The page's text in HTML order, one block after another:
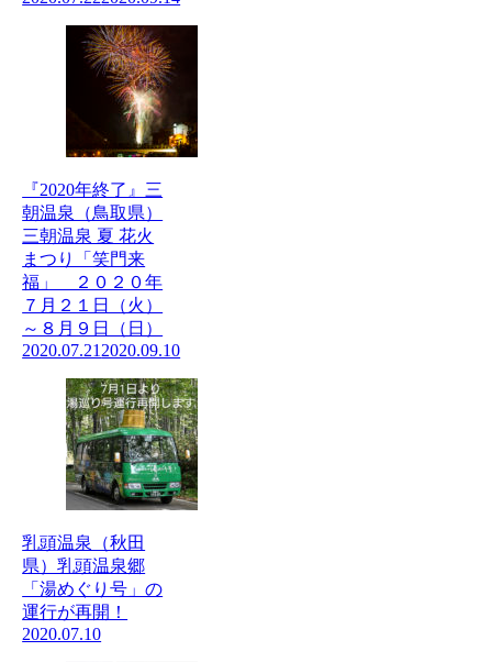
『2020年終了』三
朝温泉（鳥取県）
三朝温泉 夏 花火
まつり「笑門来
福」 ２０２０年
７月２１日（火）
～８月９日（日）
2020.07.21 2020.09.10
乳頭温泉（秋田
県）乳頭温泉郷
「湯めぐり号」の
運行が再開！
2020.07.10